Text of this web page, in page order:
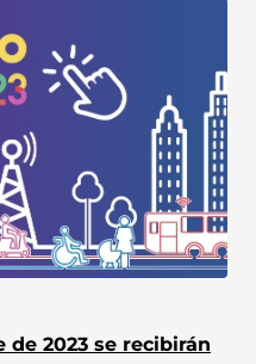
de 2023 se recibirán